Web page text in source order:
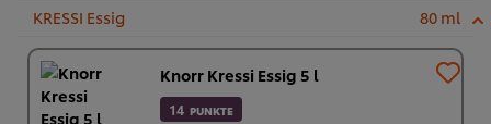
KRESSI Essig
80 ml
Knorr Kressi Essig 5 l
14 PUNKTE